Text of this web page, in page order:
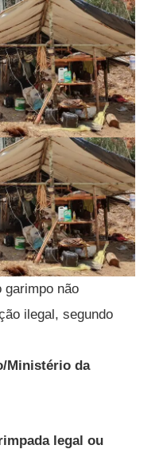
garimpo não
ilegal, segundo
Ministério da
legal ou